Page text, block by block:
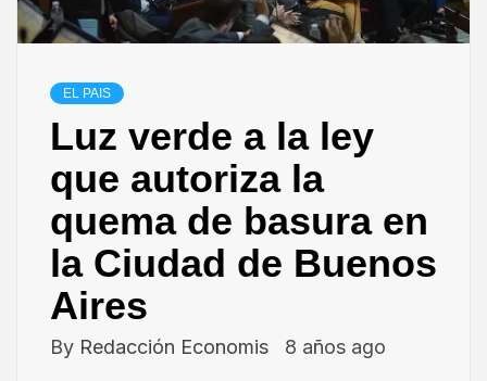
EL PAIS
Luz verde a la ley
que autoriza la
quema de basura en
la Ciudad de Buenos
Aires
By Redacción Economis 8 años ago